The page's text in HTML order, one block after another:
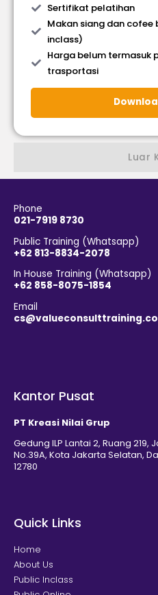
Luar
Sertifikat pelatihan
Makan siang dan cofee
inclass)
Harga belum termasuk
trasportasi
Phone
021-7919 8730
Public Training (Whatsapp)
+62 813-8834-2078
In House Training (Whatsapp)
+62 858-8075-1854
Email
Kantor Pusat
PT Kreasi Nilai Grup
Gedung ILP Lantai 2, Ruang 219,
No.39A, Kota Jakarta Selatan,
12780
Quick Links
Home
About Us
Public Inclass